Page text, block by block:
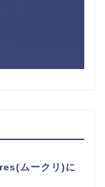
ムークリ)に